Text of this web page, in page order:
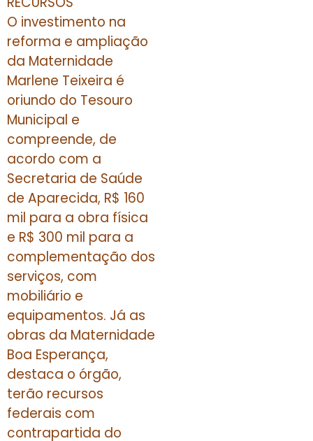
O investimento na
reforma e ampliação
da Maternidade
Marlene Teixeira é
oriundo do Tesouro
Municipal e
compreende, de
acordo com a
Secretaria de Saúde
de Aparecida, R$ 160
mil para a obra física
e R$ 300 mil para a
complementação dos
serviços, com
mobiliário e
equipamentos. Já as
obras da Maternidade
Boa Esperança,
destaca o órgão,
terão recursos
federais com
contrapartida do